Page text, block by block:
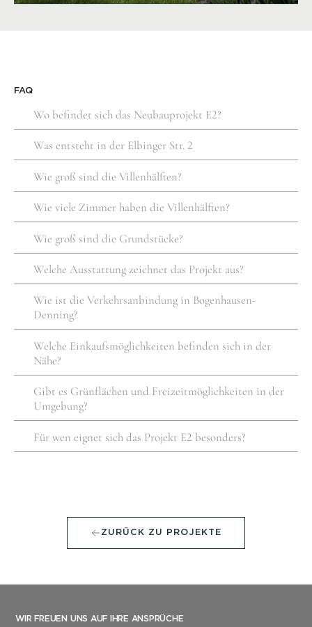
FAQ
Wo befindet sich das Neubauprojekt E2?
Was entsteht in der Elbinger Str. 2
Wie groß sind die Villenhälften?
Wie viele Zimmer haben die Villenhälften?
Wie groß sind die Grundstücke?
Welche Ausstattung zeichnet das Projekt aus?
Wie ist die Verkehrsanbindung in Bogenhausen-
Denning?
Welche Einkaufsmöglichkeiten befinden sich in der
Nähe?
Gibt es Grünflächen und Freizeitmöglichkeiten in der
Umgebung?
Für wen eignet sich das Projekt E2 besonders?
ZURÜCK ZU PROJEKTE
WIR FREUEN UNS AUF IHRE ANSPRÜCHE